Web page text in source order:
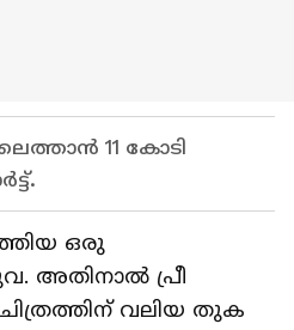
11 കോടി
ഒരു
അതിനാല്‍ പ്രീ
വലിയ തുക